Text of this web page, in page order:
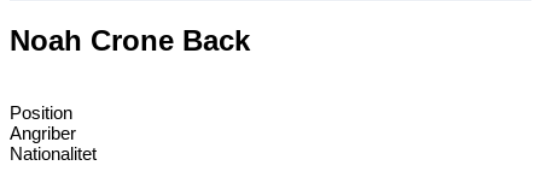
Noah Crone Back
Position
Angriber
Nationalitet